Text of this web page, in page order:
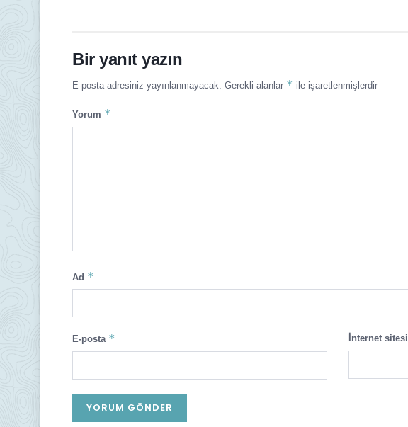
Bir yanıt yazın
E-posta adresiniz yayınlanmayacak. Gerekli alanlar * ile işaretlenmişlerdir
Yorum *
Ad *
E-posta * İnternet sitesi